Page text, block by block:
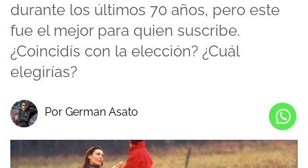
durante los últimos 70 años, pero este
fue el mejor para quien suscribe.
¿Coincidís con la elección? ¿Cuál
elegirías?
Por German Asato